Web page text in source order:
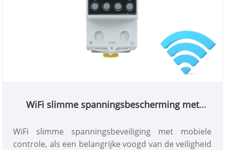
WiFi slimme spanningsbescherming met
WiFi slimme spanningsbeveiliging met mobiele
controle, als een belangrijke voogd van de veiligheid